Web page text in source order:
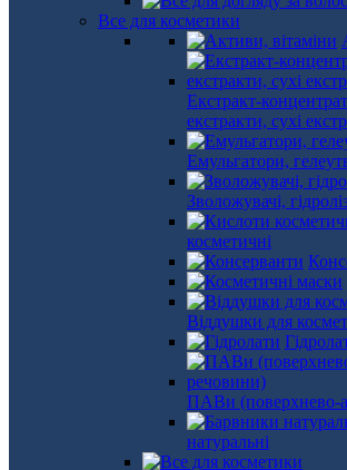
Все для косметики
Екстракт-
екстракти, сухі
Емульгатори,
Зволожувачі,
косметичні
Віддушки для
ПАВи (поверхнево-
натуральні